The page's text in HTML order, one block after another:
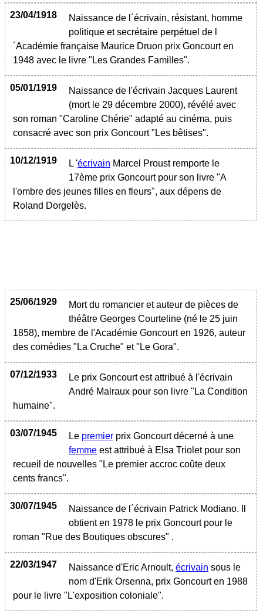
23/04/1918
Naissance de l´écrivain, résistant, homme
politique et secrétaire perpétuel de l
´Académie française Maurice Druon prix Goncourt en
1948 avec le livre "Les Grandes Familles".
05/01/1919
Naissance de l'écrivain Jacques Laurent
(mort le 29 décembre 2000), révélé avec
son roman "Caroline Chérie" adapté au cinéma, puis
consacré avec son prix Goncourt "Les bêtises".
10/12/1919 L 'écrivain Marcel Proust remporte le
17ème prix Goncourt pour son livre "A
l'ombre des jeunes filles en fleurs", aux dépens de
Roland Dorgelès.
25/06/1929
Mort du romancier et auteur de pièces de
théâtre Georges Courteline (né le 25 juin
1858), membre de l'Académie Goncourt en 1926, auteur
des comédies "La Cruche" et "Le Gora".
07/12/1933
Le prix Goncourt est attribué à l'écrivain
André Malraux pour son livre "La Condition
humaine".
03/07/1945 Le premier prix Goncourt décerné à une
femme est attribué à Elsa Triolet pour son
recueil de nouvelles "Le premier accroc coûte deux
cents francs".
30/07/1945
Naissance de l´écrivain Patrick Modiano. Il
obtient en 1978 le prix Goncourt pour le
roman "Rue des Boutiques obscures" .
22/03/1947 Naissance d'Eric Arnoult, écrivain sous le
nom d'Erik Orsenna, prix Goncourt en 1988
pour le livre "L'exposition coloniale".